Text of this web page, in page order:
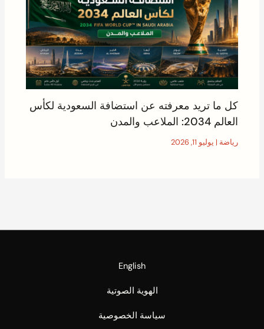
كل ما تريد معرفته عن استضافة السعودية لكأس
العالم 2034: الملاعب والمدن
رياضة | يوليو 11, 2026
English
الهوية الصوتية
سياسة الخصوصية